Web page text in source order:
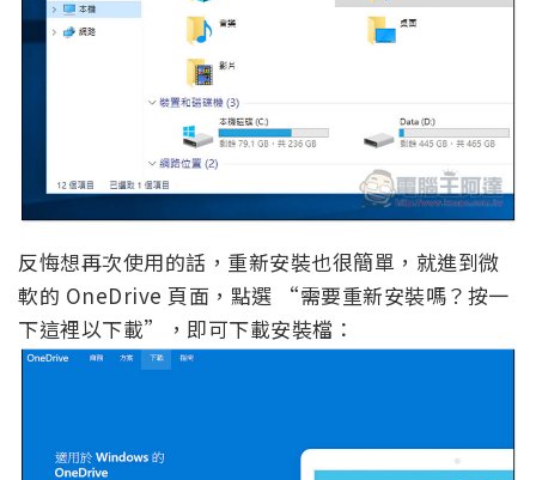
反悔想再次使用的話，重新安裝也很簡單，就進到微
軟的 OneDrive 頁面，點選 “需要重新安裝嗎？按一
下這裡以下載”，即可下載安裝檔：